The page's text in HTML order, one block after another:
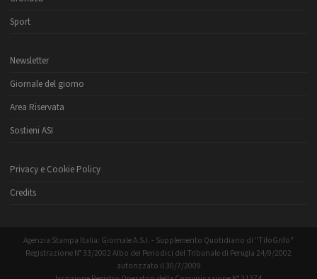
Sport
Newsletter
Giornale del giorno
Area Riservata
Sostieni ASI
Privacy e Cookie Policy
Credits
Agenzia Stampa Italia: Giornale A.S.I. - Supplemento Quotidiano di "TifoGrifo"
Registrazione N° 33/2002 Albo dei Periodici del Tribunale di Perugia 24/9/2002
autorizzato il 30/7/2009